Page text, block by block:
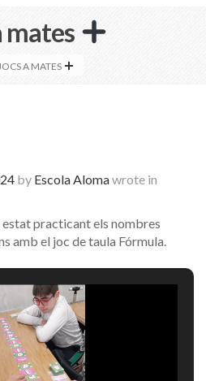
mates
A MATES
by Escola Alomawrote in
estat practicant els nombres
amb el joc de taula Fórmula.